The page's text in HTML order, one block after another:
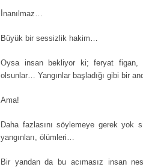
İnanılmaz…
Büyük bir sessizlik hakim…
Oysa insan bekliyor ki; feryat figan,
olsunlar… Yangınlar başladığı gibi bir
Ama!
Daha fazlasını söylemeye gerek yok
yangınları, ölümleri…
Bir yandan da bu acımasız insan